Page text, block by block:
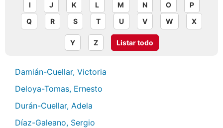
I
J K L M N O
P
Q
R S T U V W X
Y Z Listar todo
Damián-Cuellar, Victoria
Deloya-Tomas, Ernesto
Durán-Cuellar, Adela
Díaz-Galeano, Sergio